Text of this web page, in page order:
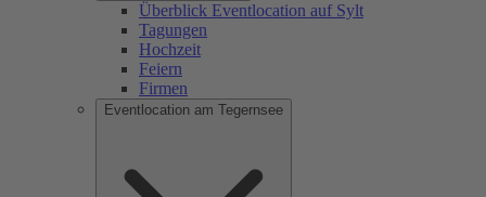
Überblick Eventlocation auf Sylt
Tagungen
Hochzeit
Feiern
Firmen
Eventlocation am Tegernsee